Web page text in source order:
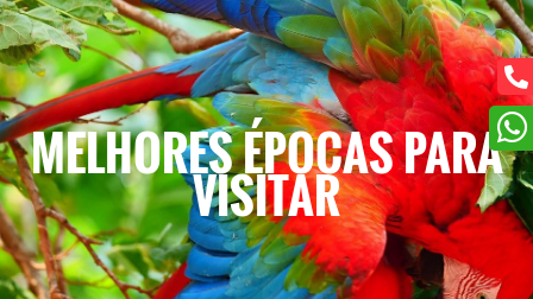
MELHORES ÉPOCAS PARA
VISITAR